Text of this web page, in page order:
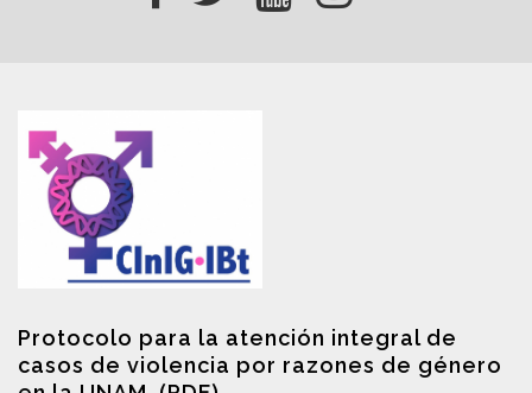
Protocolo para la atención integral de
casos de violencia por razones de género